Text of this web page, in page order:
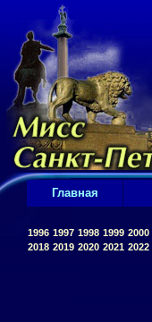
Главная
1996 1997 1998 1999 2000
2018 2019 2020 2021 2022